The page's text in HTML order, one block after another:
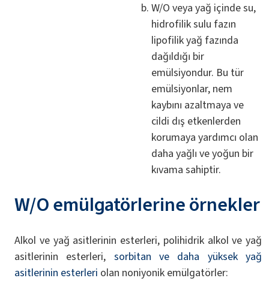
W/O veya yağ içinde su,
hidrofilik sulu fazın
lipofilik yağ fazında
dağıldığı bir
emülsiyondur. Bu tür
emülsiyonlar, nem
kaybını azaltmaya ve
cildi dış etkenlerden
korumaya yardımcı olan
daha yağlı ve yoğun bir
kıvama sahiptir.
W/O emülgatörlerine örnekler
Alkol ve yağ asitlerinin esterleri, polihidrik alkol ve yağ
asitlerinin esterleri, sorbitan ve daha yüksek yağ
asitlerinin esterleri olan noniyonik emülgatörler: